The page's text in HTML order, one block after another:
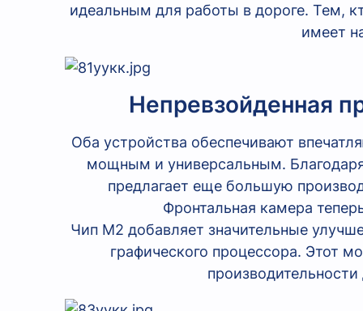
идеальным для работы в дороге. Тем,
имеет
Непревзойденная
Оба устройства обеспечивают
мощным и универсальным.
предлагает еще большую
Фронтальная камера
Чип M2 добавляет значительные
графического процессора. Этот